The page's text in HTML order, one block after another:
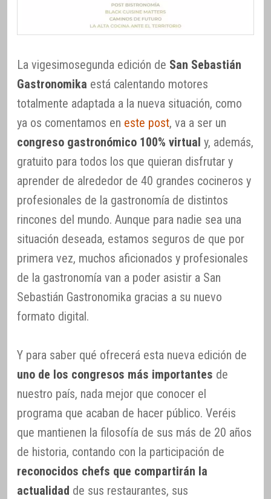
La vigesimosegunda edición de San Sebastián
Gastronomika está calentando motores
totalmente adaptada a la nueva situación, como
ya os comentamos en este post, va a ser un
congreso gastronómico 100% virtual y, además,
gratuito para todos los que quieran disfrutar y
aprender de alrededor de 40 grandes cocineros y
profesionales de la gastronomía de distintos
rincones del mundo. Aunque para nadie sea una
situación deseada, estamos seguros de que por
primera vez, muchos aficionados y profesionales
de la gastronomía van a poder asistir a San
Sebastián Gastronomika gracias a su nuevo
formato digital.
Y para saber qué ofrecerá esta nueva edición de
uno de los congresos más importantes de
nuestro país, nada mejor que conocer el
programa que acaban de hacer público. Veréis
que mantienen la filosofía de sus más de 20 años
de historia, contando con la participación de
reconocidos chefs que compartirán la
actualidad de sus restaurantes, sus